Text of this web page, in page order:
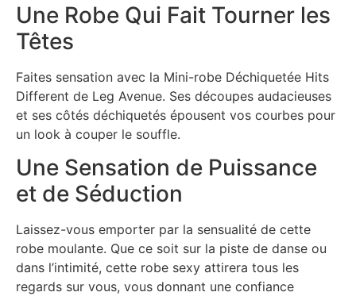
Une Robe Qui Fait Tourner les
Têtes
Faites sensation avec la Mini-robe Déchiquetée Hits
Different de Leg Avenue. Ses découpes audacieuses
et ses côtés déchiquetés épousent vos courbes pour
un look à couper le souffle.
Une Sensation de Puissance
et de Séduction
Laissez-vous emporter par la sensualité de cette
robe moulante. Que ce soit sur la piste de danse ou
dans l’intimité, cette robe sexy attirera tous les
regards sur vous, vous donnant une confiance